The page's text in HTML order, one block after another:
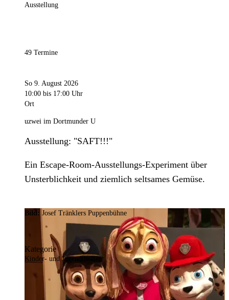
Ausstellung
49 Termine
So 9. August 2026
10:00 bis 17:00 Uhr
Ort
uzwei im Dortmunder U
Ausstellung: "SAFT!!!"
Ein Escape-Room-Ausstellungs-Experiment über
Unsterblichkeit und ziemlich seltsames Gemüse.
Bild:Josef Tränklers Puppenbühne
Kategorie
Kinder- und Jugendtheater